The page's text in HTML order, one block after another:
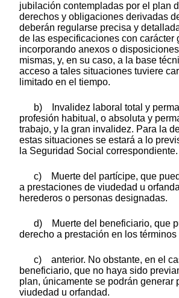
jubilación contempladas por el plan
derechos y obligaciones derivadas
deberán regularse precisa y
de las especificaciones con carácter
incorporando anexos o
mismas, y, en su caso, a la base
acceso a tales situaciones tuviere
limitado en el tiempo.
b) Invalidez laboral total y
profesión habitual, o absoluta y
trabajo, y la gran invalidez. Para la
estas situaciones se estará a lo
la Seguridad Social correspondiente.
c) Muerte del partícipe, que
a prestaciones de viudedad u
herederos o personas designadas.
d) Muerte del beneficiario, que
derecho a prestación en los
c) anterior. No obstante, en el
beneficiario, que no haya sido
plan, únicamente se podrán generar
viudedad u orfandad.